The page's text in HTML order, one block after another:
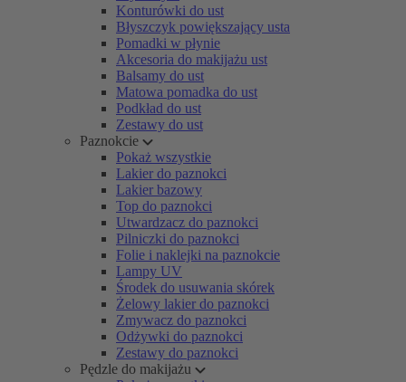
Konturówki do ust
Błyszczyk powiększający usta
Pomadki w płynie
Akcesoria do makijażu ust
Balsamy do ust
Matowa pomadka do ust
Podkład do ust
Zestawy do ust
Paznokcie
Pokaż wszystkie
Lakier do paznokci
Lakier bazowy
Top do paznokci
Utwardzacz do paznokci
Pilniczki do paznokci
Folie i naklejki na paznokcie
Lampy UV
Środek do usuwania skórek
Żelowy lakier do paznokci
Zmywacz do paznokci
Odżywki do paznokci
Zestawy do paznokci
Pędzle do makijażu